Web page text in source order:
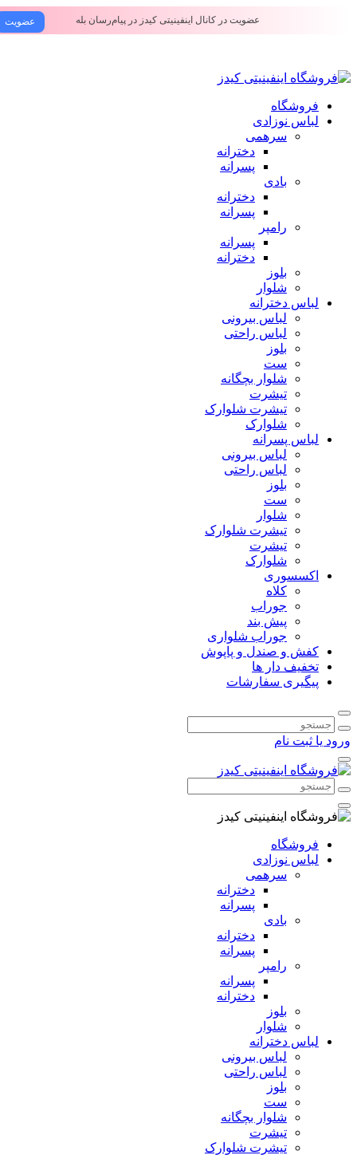
عضویت عضویت در کانال اینفینیتی کیدز در پیام‌رسان بله
فروشگاه
لباس نوزادی
سرهمی
دخترانه
پسرانه
بادی
دخترانه
پسرانه
رامپر
پسرانه
دخترانه
بلوز
شلوار
لباس دخترانه
لباس بیرونی
لباس راحتی
بلوز
ست
شلوار بچگانه
تیشرت
تیشرت شلوارک
شلوارک
لباس پسرانه
لباس بیرونی
لباس راحتی
بلوز
ست
شلوار
تیشرت شلوارک
تیشرت
شلوارک
اکسسوری
کلاه
جوراب
پیش بند
جوراب شلواری
کفش و صندل و پاپوش
تخفیف دار ها
پیگیری سفارشات
یا ثبت نام
فروشگاه
لباس نوزادی
سرهمی
دخترانه
پسرانه
بادی
دخترانه
پسرانه
رامپر
پسرانه
دخترانه
بلوز
شلوار
لباس دخترانه
لباس بیرونی
لباس راحتی
بلوز
ست
شلوار بچگانه
تیشرت
تیشرت شلوارک